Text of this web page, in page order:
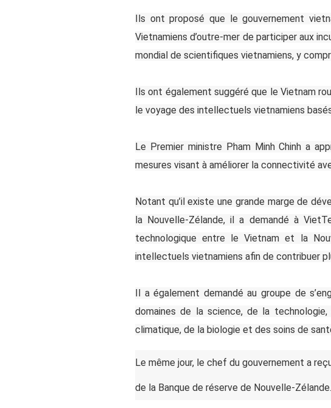
Ils ont proposé que le gouvernement
Vietnamiens d’outre-mer de participer aux
mondial de scientifiques vietnamiens, y
Ils ont également suggéré que le Vietnam
le voyage des intellectuels vietnamiens
Le Premier ministre Pham Minh Chinh a
mesures visant à améliorer la connectivité
Notant qu’il existe une grande marge de
la Nouvelle-Zélande, il a demandé à
technologique entre le Vietnam et la
intellectuels vietnamiens afin de contribuer
Il a également demandé au groupe de
domaines de la science, de la
climatique, de la biologie et des soins de
Le même jour, le chef du gouvernement a
de la Banque de réserve de Nouvelle-Zélande.